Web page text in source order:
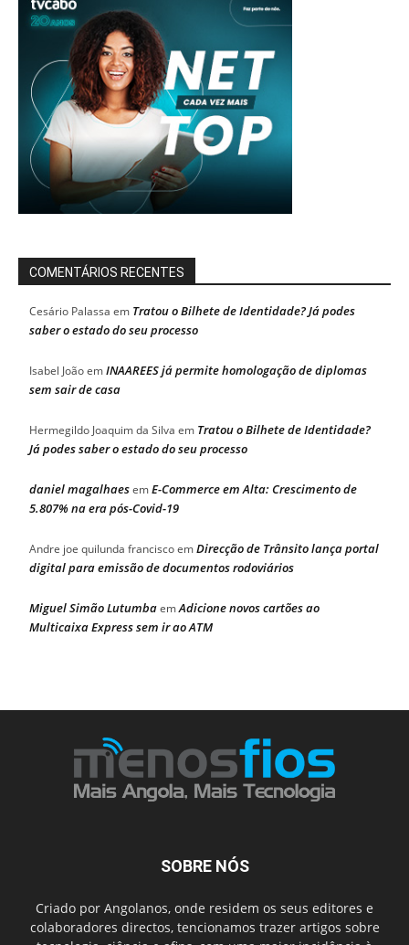
COMENTÁRIOS RECENTES
Cesário Palassa em Tratou o Bilhete de Identidade? Já podes
saber o estado do seu processo
Isabel JoãoemINAAREES já permite homologação de diplomas
sem sair de casa
Hermegildo Joaquim da Silva em Tratou o Bilhete de Identidade?
Já podes saber o estado do seu processo
daniel magalhaesemE-Commerce em Alta: Crescimento de
5.807% na era pós-Covid-19
Andre joe quilunda franciscoemDirecção de Trânsito lança portal
digital para emissão de documentos rodoviários
Miguel Simão LutumbaemAdicione novos cartões ao
Multicaixa Express sem ir ao ATM
SOBRE NÓS
Criado por Angolanos, onde residem os seus editores e
colaboradores directos, tencionamos trazer artigos sobre